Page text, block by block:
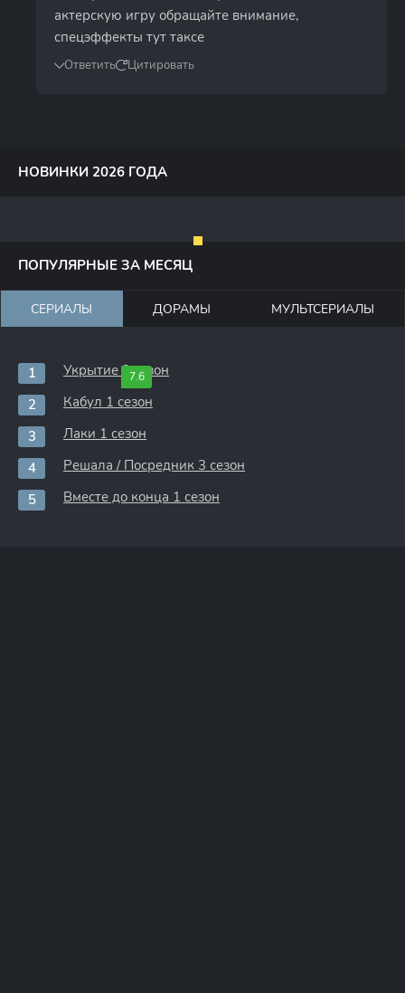
актерскую игру обращайте внимание,
спецэффекты тут таксе
Ответить Цитировать
НОВИНКИ 2026 ГОДА
ПОПУЛЯРНЫЕ ЗА МЕСЯЦ
СЕРИАЛЫ ДОРАМЫ МУЛЬТСЕРИАЛЫ
7.6
Укрытие 3 сезон
Кабул 1 сезон
Лаки 1 сезон
Решала / Посредник 3 сезон
Вместе до конца 1 сезон